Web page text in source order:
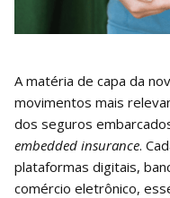
A matéria de capa da
movimentos mais
dos seguros
embedded insurance.
plataformas digitais,
comércio eletrônico,